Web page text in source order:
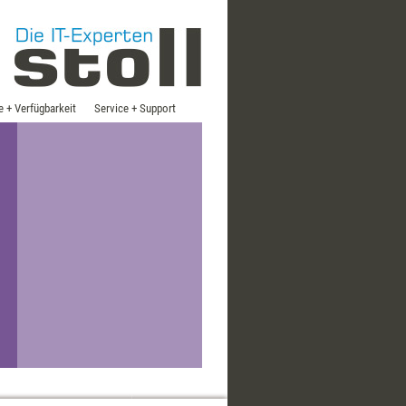
+ Verfügbarkeit Service + Support